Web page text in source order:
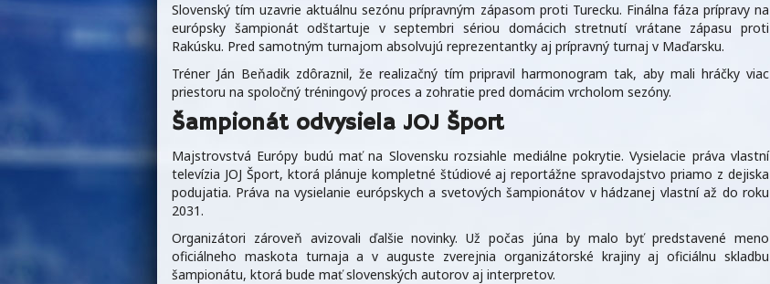
Slovenský tím uzavrie aktuálnu sezónu prípravným zápasom proti Turecku. Finálna fáza prípravy na
európsky šampionát odštartuje v septembri sériou domácich stretnutí vrátane zápasu proti
Rakúsku. Pred samotným turnajom absolvujú reprezentantky aj prípravný turnaj v Maďarsku.
Tréner Ján Beňadik zdôraznil, že realizačný tím pripravil harmonogram tak, aby mali hráčky viac
priestoru na spoločný tréningový proces a zohratie pred domácim vrcholom sezóny.
Šampionát odvysiela JOJ Šport
Majstrovstvá Európy budú mať na Slovensku rozsiahle mediálne pokrytie. Vysielacie práva vlastní
televízia JOJ Šport, ktorá plánuje kompletné štúdiové aj reportážne spravodajstvo priamo z dejiska
podujatia. Práva na vysielanie európskych a svetových šampionátov v hádzanej vlastní až do roku
2031.
Organizátori zároveň avizovali ďalšie novinky. Už počas júna by malo byť predstavené meno
oficiálneho maskota turnaja a v auguste zverejnia organizátorské krajiny aj oficiálnu skladbu
šampionátu, ktorá bude mať slovenských autorov aj interpretov.